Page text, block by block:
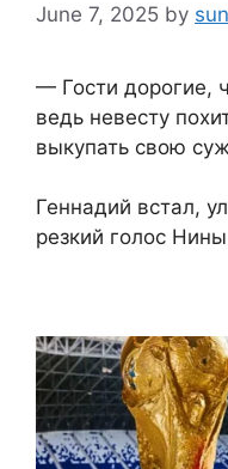
June 7, 2025 by
— Гости дорогие,
ведь невесту
выкупать свою
Геннадий встал,
резкий голос